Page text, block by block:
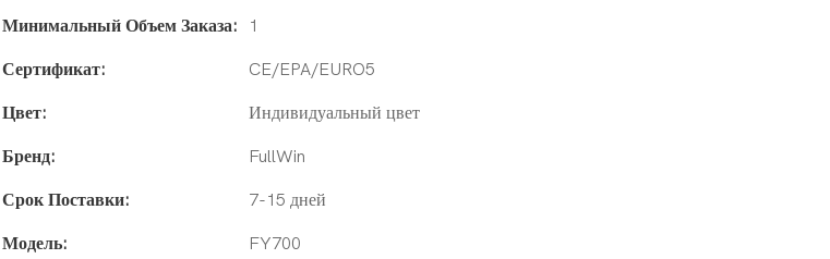
Минимальный Объем Заказа: 1
Сертификат: CE/EPA/EURO5
Цвет: Индивидуальный цвет
Бренд: FullWin
Срок Поставки: 7-15 дней
Модель: FY700